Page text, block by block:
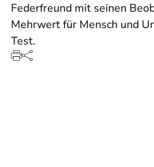
Federfreund mit seinen
Mehrwert für Mensch und
Test.